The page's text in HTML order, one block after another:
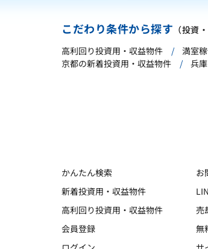
こだわり条件から探す （投資
高利回り投資用・収益物件
満室
京都の新着投資用・収益物件
兵
かんたん検索
新着投資用・収益物件
高利回り投資用・収益物件
会員登録
お
売
無